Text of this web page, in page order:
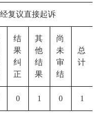
复议直接起诉
结
果
纠
正
其
他
结
果
尚
未
审
结
总
计
0 1 0 1